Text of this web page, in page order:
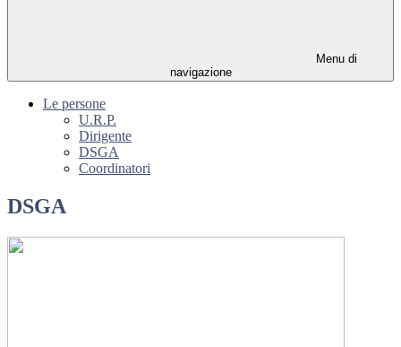
Menu di
navigazione
Le persone
U.R.P.
Dirigente
DSGA
Coordinatori
DSGA